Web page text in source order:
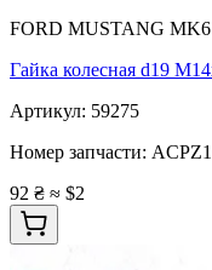
FORD MUSTANG
Гайка колесная d19
Артикул: 59275
Номер запчасти:
92 ₴ ≈ $2